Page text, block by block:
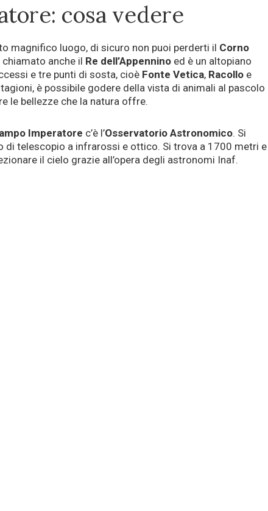
cosa vedere
magnifico luogo, di sicuro non puoi perderti il Corno
chiamato anche il Re dell’Appennino ed è un altopiano
e tre punti di sosta, cioè Fonte Vetica, Racollo e
è possibile godere della vista di animali al pascolo
le bellezze che la natura offre.
Imperatore c’è l’Osservatorio Astronomico. Si
di telescopio a infrarossi e ottico. Si trova a 1700 metri e
il cielo grazie all’opera degli astronomi Inaf.